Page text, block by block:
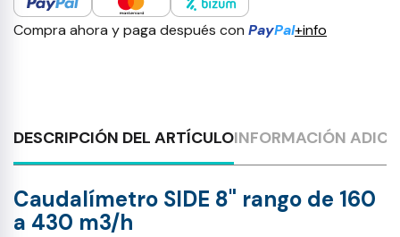
Compra ahora y paga después con PayPal+info
DESCRIPCIÓN DEL ARTÍCULOINFORMACIÓN
Caudalímetro SIDE 8" rango de 160
a 430 m3/h